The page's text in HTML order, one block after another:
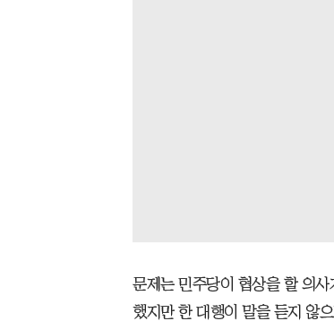
문제는 민주당이 협상을 할 의
했지만 한 대행이 말을 듣지 않